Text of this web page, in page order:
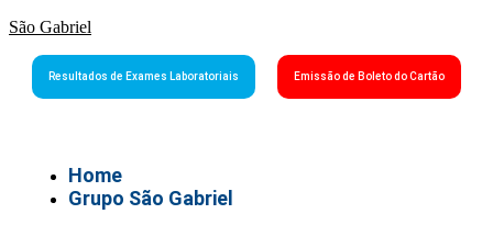
São Gabriel
Resultados de Exames Laboratoriais Emissão de Boleto do Cartão
Home
Grupo São Gabriel